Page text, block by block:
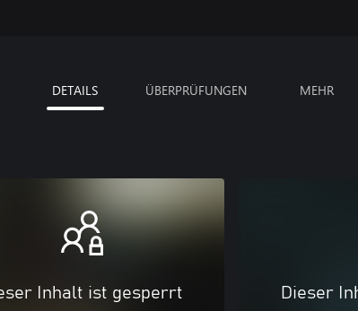
DETAILS ÜBERPRÜFUNGEN MEHR
Inhalt ist gesperrt Dieser